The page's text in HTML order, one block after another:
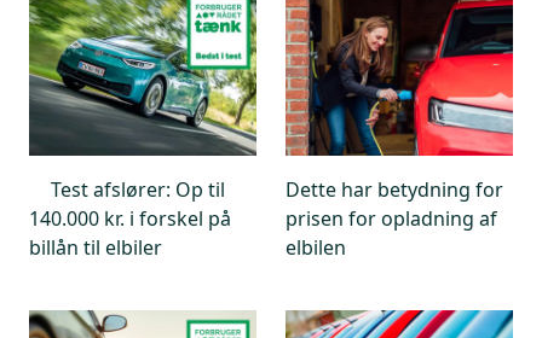
Test afslører: Op til
140.000 kr. i forskel på
billån til elbiler
Dette har betydning for
prisen for opladning af
elbilen